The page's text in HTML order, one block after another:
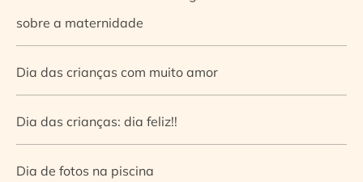
sobre a maternidade
Dia das crianças com muito amor
Dia das crianças: dia feliz!!
Dia de fotos na piscina